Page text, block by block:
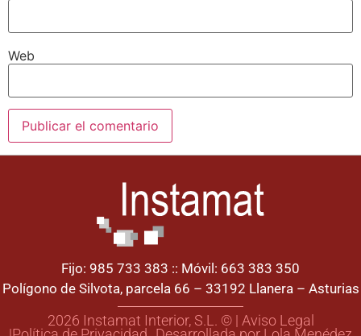
Web
Fijo: 985 733 383 :: Móvil: 663 383 350
Polígono de Silvota, parcela 66 – 33192 Llanera – Asturias
2026 Instamat Interior, S.L. © | Aviso Legal